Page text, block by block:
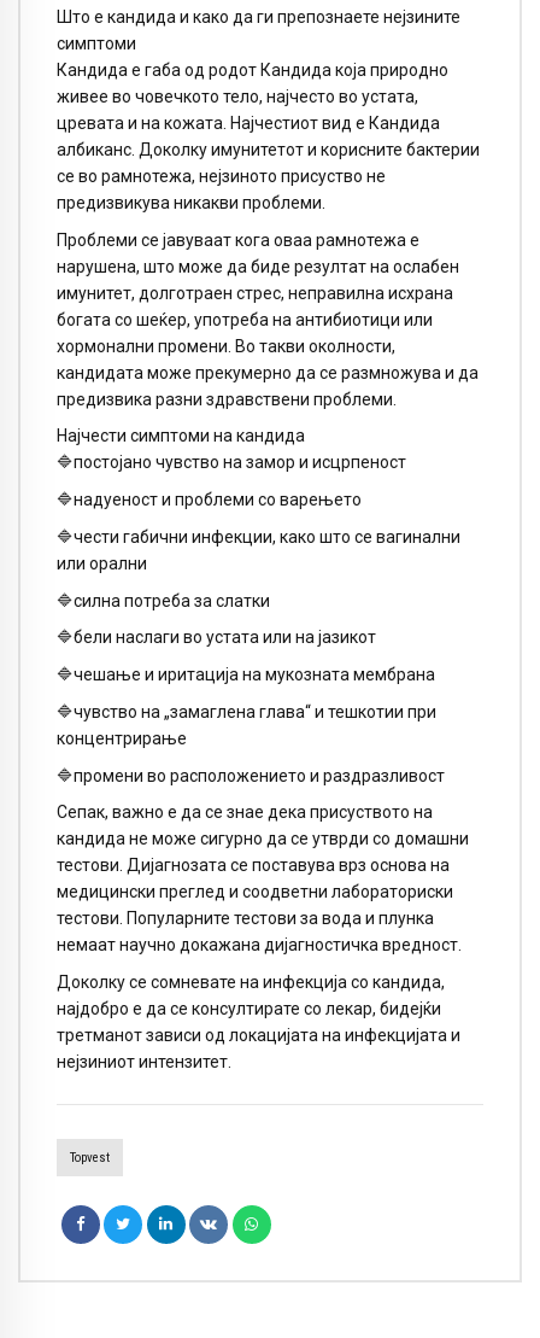
Што е кандида и како да ги препознаете нејзините
симптоми
Кандида е габа од родот Кандида која природно
живее во човечкото тело, најчесто во устата,
цревата и на кожата. Најчестиот вид е Кандида
албиканс. Доколку имунитетот и корисните бактерии
се во рамнотежа, нејзиното присуство не
предизвикува никакви проблеми.
Проблеми се јавуваат кога оваа рамнотежа е
нарушена, што може да биде резултат на ослабен
имунитет, долготраен стрес, неправилна исхрана
богата со шеќер, употреба на антибиотици или
хормонални промени. Во такви околности,
кандидата може прекумерно да се размножува и да
предизвика разни здравствени проблеми.
Најчести симптоми на кандида
🔷постојано чувство на замор и исцрпеност
🔷надуеност и проблеми со варењето
🔷чести габични инфекции, како што се вагинални
или орални
🔷силна потреба за слатки
🔷бели наслаги во устата или на јазикот
🔷чешање и иритација на мукозната мембрана
🔷чувство на „замаглена глава“ и тешкотии при
концентрирање
🔷промени во расположението и раздразливост
Сепак, важно е да се знае дека присуството на
кандида не може сигурно да се утврди со домашни
тестови. Дијагнозата се поставува врз основа на
медицински преглед и соодветни лабораториски
тестови. Популарните тестови за вода и плунка
немаат научно докажана дијагностичка вредност.
Доколку се сомневате на инфекција со кандида,
најдобро е да се консултирате со лекар, бидејќи
третманот зависи од локацијата на инфекцијата и
нејзиниот интензитет.
Topvest